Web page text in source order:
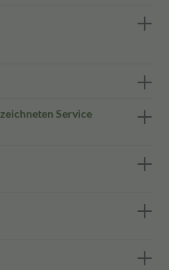
Service